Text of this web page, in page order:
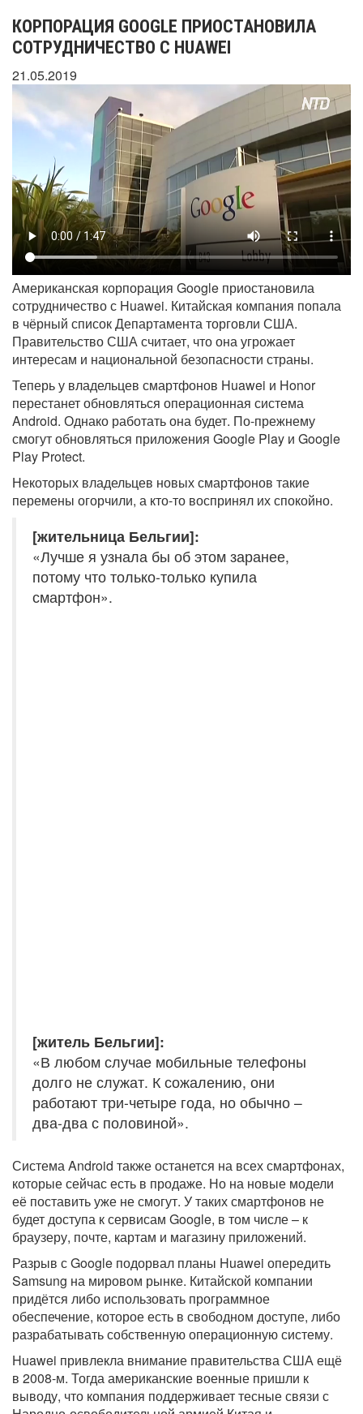
КОРПОРАЦИЯ GOOGLE ПРИОСТАНОВИЛА
СОТРУДНИЧЕСТВО С HUAWEI
21.05.2019
Американская корпорация Google приостановила
сотрудничество с Huawei. Китайская компания попала
в чёрный список Департамента торговли США.
Правительство США считает, что она угрожает
интересам и национальной безопасности страны.
Теперь у владельцев смартфонов Huawei и Honor
перестанет обновляться операционная система
Android. Однако работать она будет. По-прежнему
смогут обновляться приложения Google Play и Google
Play Protect.
Некоторых владельцев новых смартфонов такие
перемены огорчили, а кто-то воспринял их спокойно.
[жительница Бельгии]:
«Лучше я узнала бы об этом заранее,
потому что только-только купила
смартфон».
[житель Бельгии]:
«В любом случае мобильные телефоны
долго не служат. К сожалению, они
работают три-четыре года, но обычно –
два-два с половиной».
Система Android также останется на всех смартфонах,
которые сейчас есть в продаже. Но на новые модели
её поставить уже не смогут. У таких смартфонов не
будет доступа к сервисам Google, в том числе – к
браузеру, почте, картам и магазину приложений.
Разрыв с Google подорвал планы Huawei опередить
Samsung на мировом рынке. Китайской компании
придётся либо использовать программное
обеспечение, которое есть в свободном доступе, либо
разрабатывать собственную операционную систему.
Huawei привлекла внимание правительства США ещё
в 2008-м. Тогда американские военные пришли к
выводу, что компания поддерживает тесные связи с